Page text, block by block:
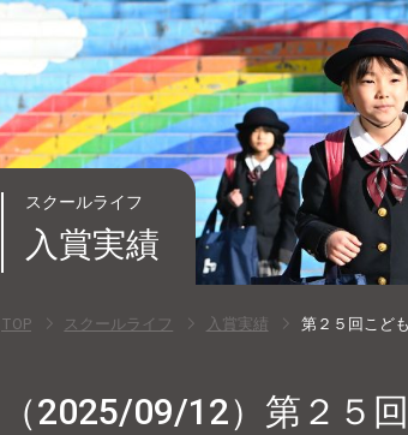
スクールライフ
入賞実績
TOP スクールライフ 入賞実績 第２５回こど
（2025/09/12）第２５